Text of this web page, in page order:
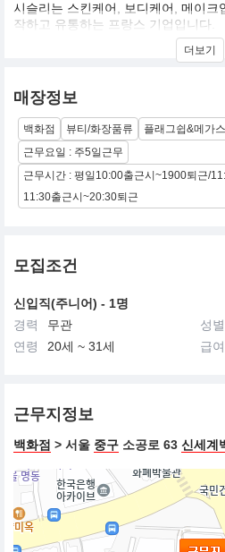
시슬리는 스킨케어, 보디케어, 메이크
작하고 유통하는 프랑스 기업입니다.
창업자인 도르나노 가족은 3 대에 걸
다.
위베르 도르나노 백작이 시슬리를 창
들에게 아로마테라피와 휘또테라피는
활성 성분과 에센셜 오일을 화장품에
어려운 시도이면서 굉장히 독창적인
위베르 도르나노 백작은 숨을 쉬고,
장품학 연구를 발전시키기 위해 전문
목시킵니다
더보기
매장정보
백화점 뷰티/화장품류 플래그쉽&메가
근무요일 : 주5일근무
근무시간 : 평일10:00출근시~1900퇴근/
11:30출근시~20:30퇴근
모집조건
신입직(주니어) - 1명
경력
무관 성별
연령
20세 ~ 31세 급여
근무지정보
백화점 > 서울 중구 소공로 63 신세계